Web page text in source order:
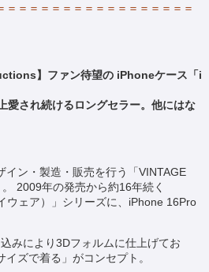
＝＝＝＝＝＝＝＝＝＝＝＝＝＝＝＝＝
】ファン待望の iPhoneケース「i
愛され続けるロングセラー。他にはな
イン・製造・販売を行う「VINTAGE
2009年の発売から約16年続く
ウェア）」シリーズに、iPhone 16Pro
みにより3Dフォルムに仕上げてお
ズで着る」がコンセプト。